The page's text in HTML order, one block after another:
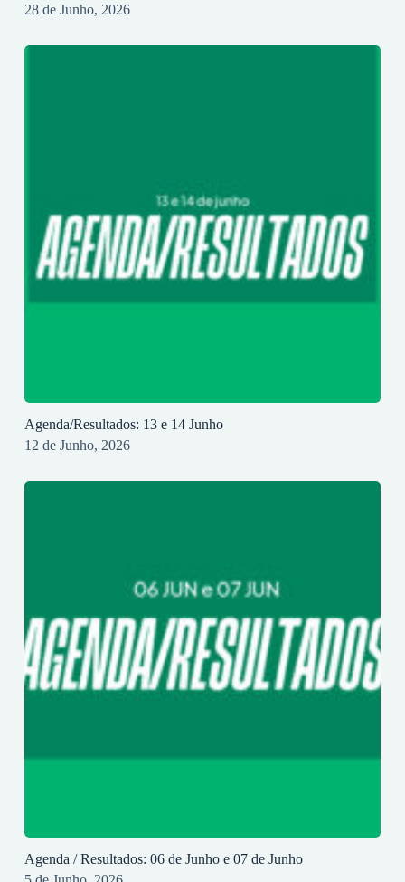
28 de Junho, 2026
Agenda/Resultados: 13 e 14 Junho
12 de Junho, 2026
Agenda / Resultados: 06 de Junho e 07 de Junho